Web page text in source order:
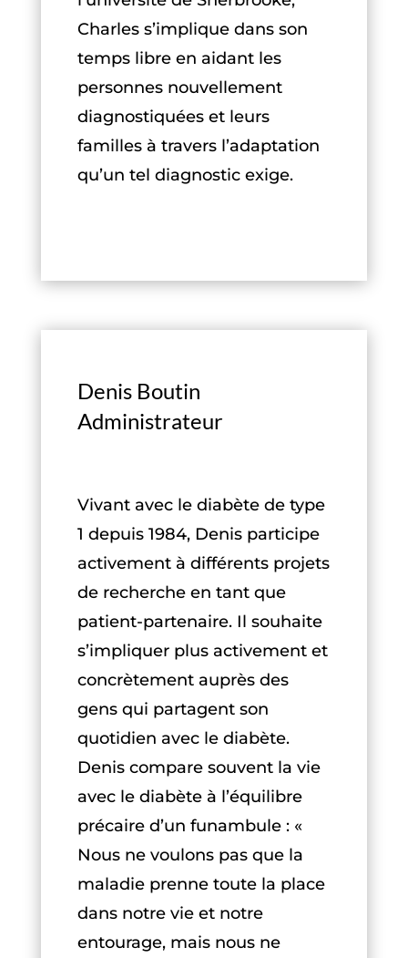
Charles s’implique dans son
temps libre en aidant les
personnes nouvellement
diagnostiquées et leurs
familles à travers l’adaptation
qu’un tel diagnostic exige.
Denis Boutin
Administrateur
Vivant avec le diabète de type
1 depuis 1984, Denis participe
activement à différents projets
de recherche en tant que
patient-partenaire. Il souhaite
s’impliquer plus activement et
concrètement auprès des
gens qui partagent son
quotidien avec le diabète.
Denis compare souvent la vie
avec le diabète à l’équilibre
précaire d’un funambule : «
Nous ne voulons pas que la
maladie prenne toute la place
dans notre vie et notre
entourage, mais nous ne